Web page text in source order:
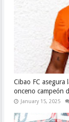
Cibao FC asegura
onceno campeón
January 15, 2025